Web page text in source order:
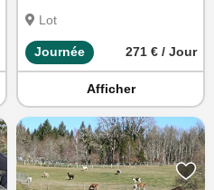
Lot
Journée 271 € / Jour
Afficher